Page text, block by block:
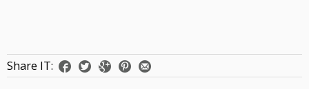
Share IT: